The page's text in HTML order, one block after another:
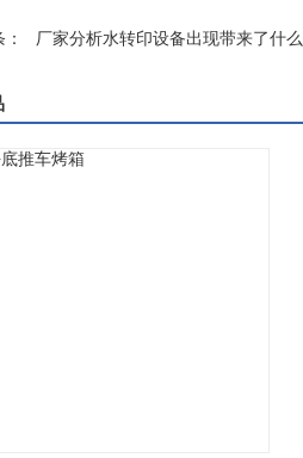
厂家分析水转印设备出现带来了什么